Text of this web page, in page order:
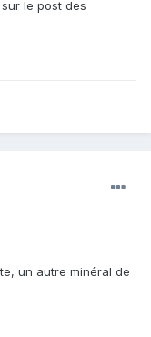
le post des
un autre minéral de